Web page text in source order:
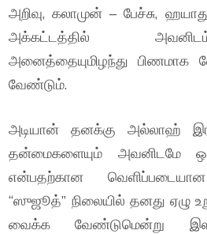
அறிவு, கலாமுன் – பேச்சு,
அக்கட்டத்தில்
அனைத்தையுமிழந்து
வேண்டும்.
அடியான் தனக்கு அல்லாஹ்
தன்மைகளையும் அவனிடமே
என்பதற்கான
“ஸுஜூத்” நிலையில் தனது ஏழு
வைக்க வேண்டுமென்று